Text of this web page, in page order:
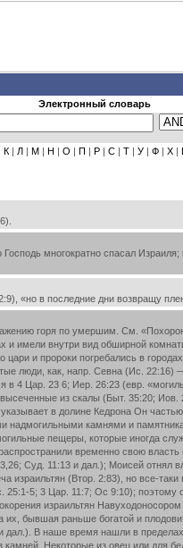
Электронный словарь
К | Л | М | Н | О | П | Р | С | Т | У | Ф | Х |
многократно спасал
«но в последние дни возвращу
горя по умершим. См.
имели внутри вид обширной
и пророки погребались в
люди, как, напр. Севна (Ис.
4 Цар. 23 6; Иер. 26:23 (евр.
из скалы (Быт. 35:20;
в долине Кедрона Он
камнями и
пещеры, которые иногда
временно свою
Суд. 11:13 и дал.); Моисей
(Втор. 2:83), но все-
5; 3 Цар. 11:7; Ос 9:10);
израильтян
бывшая раньше богатой и
дал.). В наше время нашли в
Некоторые из овец или для